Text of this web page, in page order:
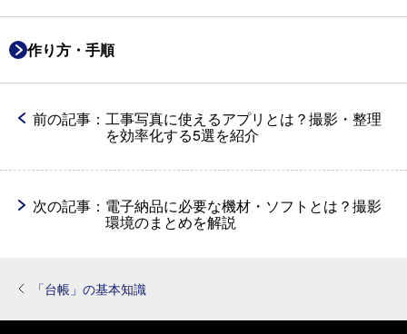
作り方・手順
前の記事： 工事写真に使えるアプリとは？撮影・整理
を効率化する5選を紹介
次の記事： 電子納品に必要な機材・ソフトとは？撮影
環境のまとめを解説
「台帳」の基本知識